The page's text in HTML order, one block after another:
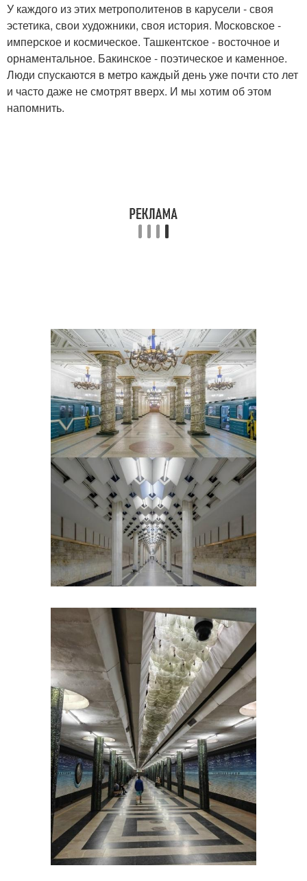
У каждого из этих метрополитенов в карусели - своя
эстетика, свои художники, своя история. Московское -
имперское и космическое. Ташкентское - восточное и
орнаментальное. Бакинское - поэтическое и каменное.
Люди спускаются в метро каждый день уже почти сто лет
и часто даже не смотрят вверх. И мы хотим об этом
напомнить.